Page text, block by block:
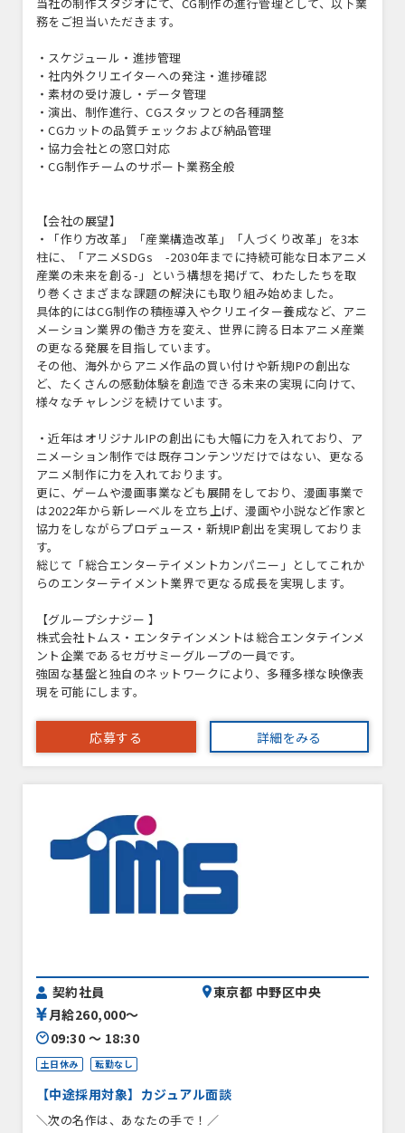
当社の制作スタジオにて、CG制作の進行管理として、以下業
務をご担当いただきます。
・スケジュール・進捗管理
・社内外クリエイターへの発注・進捗確認
・素材の受け渡し・データ管理
・演出、制作進行、CGスタッフとの各種調整
・CGカットの品質チェックおよび納品管理
・協力会社との窓口対応
・CG制作チームのサポート業務全般
【会社の展望】
・「作り方改革」「産業構造改革」「人づくり改革」を3本
柱に、「アニメSDGs -2030年までに持続可能な日本アニメ
産業の未来を創る-」という構想を掲げて、わたしたちを取
り巻くさまざまな課題の解決にも取り組み始めました。
具体的にはCG制作の積極導入やクリエイター養成など、アニ
メーション業界の働き方を変え、世界に誇る日本アニメ産業
の更なる発展を目指しています。
その他、海外からアニメ作品の買い付けや新規IPの創出な
ど、たくさんの感動体験を創造できる未来の実現に向けて、
様々なチャレンジを続けています。
・近年はオリジナルIPの創出にも大幅に力を入れており、ア
ニメーション制作では既存コンテンツだけではない、更なる
アニメ制作に力を入れております。
更に、ゲームや漫画事業なども展開をしており、漫画事業で
は2022年から新レーベルを立ち上げ、漫画や小説など作家と
協力をしながらプロデュース・新規IP創出を実現しておりま
す。
総じて「総合エンターテイメントカンパニー」としてこれか
らのエンターテイメント業界で更なる成長を実現します。
【グループシナジー 】
株式会社トムス・エンタテインメントは総合エンタテインメ
ント企業であるセガサミーグループの一員です。
強固な基盤と独自のネットワークにより、多種多様な映像表
現を可能にします。
応募する 詳細をみる
契約社員
月給260,000〜
09:30 〜 18:30
東京都 中野区中央
土日休み 転勤なし
【中途採用対象】カジュアル面談
＼次の名作は、あなたの手で！／